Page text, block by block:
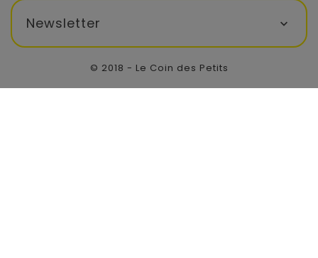
Newsletter 
© 2018 - Le Coin des Petits